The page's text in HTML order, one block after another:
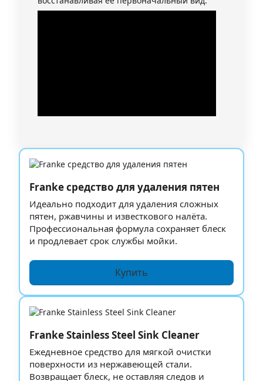
Franke средство для удаления пятен
Идеально подходит для удаления сложных
пятен, ржавчины и известкового налёта.
Профессиональная формула сохраняет блеск
и продлевает срок службы мойки.
Купить
Franke Stainless Steel Sink Cleaner
Ежедневное средство для мягкой очистки
поверхности из нержавеющей стали.
Возвращает блеск, не оставляя следов и